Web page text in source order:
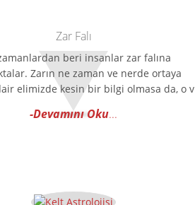
Zar Falı
beri insanlar zar falına
Zarın ne zaman ve nerde ortaya
dair elimizde kesin bir bilgi olmasa da, o v
-Devamını Oku...